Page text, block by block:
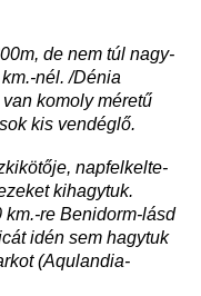
de nem túl nagy-
nél. /Dénia
komoly méretű
kis vendéglő.
napfelkelte-
kihagytuk.
re Benidorm-lásd
idén sem hagytuk
(Aqulandia-